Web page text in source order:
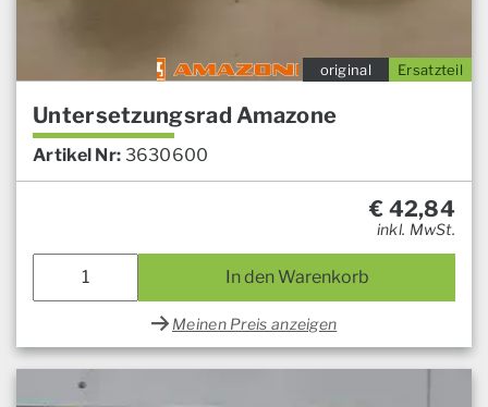
Ersatzteil
original
Untersetzungsrad Amazone
Artikel Nr: 3630600
€ 42,84
inkl. MwSt.
In den Warenkorb
Meinen Preis anzeigen